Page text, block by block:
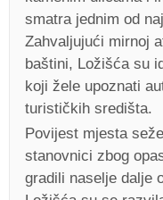
smatra jednim od
Zahvaljujući mirnoj
baštini, Ložišća su
koji žele upoznati
turističkih središta.
Povijest mjesta
stanovnici zbog
gradili naselje dalje